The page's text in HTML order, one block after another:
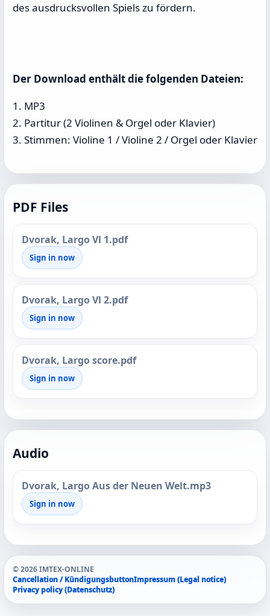
des ausdrucksvollen Spiels zu fördern.
Der Download enthält die folgenden Dateien:
1. MP3
2. Partitur (2 Violinen & Orgel oder Klavier)
3. Stimmen: Violine 1 / Violine 2 / Orgel oder Klavier
PDF Files
Dvorak, Largo Vl 1.pdf
Sign in now
Dvorak, Largo Vl 2.pdf
Sign in now
Dvorak, Largo score.pdf
Sign in now
Audio
Dvorak, Largo Aus der Neuen Welt.mp3
Sign in now
© 2026 IMTEX-ONLINE
Cancellation / KündigungsbuttonImpressum (Legal notice)
Privacy policy (Datenschutz)